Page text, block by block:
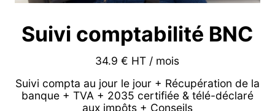
Suivi comptabilité BNC
34.9 € HT / mois
Suivi compta au jour le jour + Récupération de la
banque + TVA + 2035 certifiée & télé-déclaré
aux impôts + Conseils